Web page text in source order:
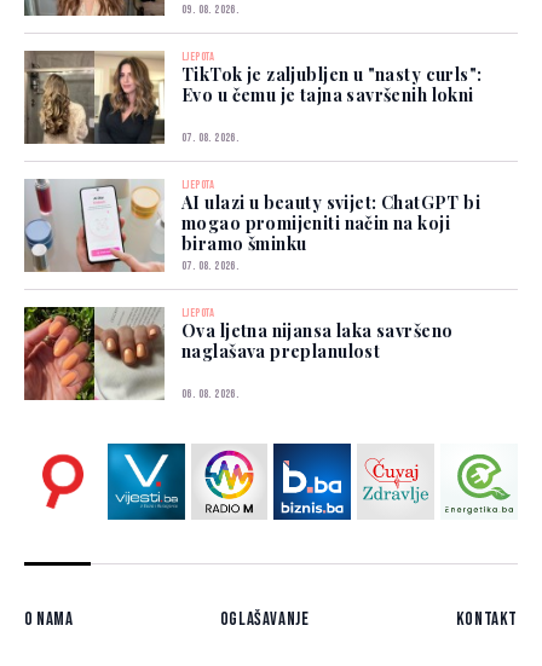
09. 08. 2026.
LJEPOTA
TikTok je zaljubljen u "nasty curls":
Evo u čemu je tajna savršenih lokni
07. 08. 2026.
LJEPOTA
AI ulazi u beauty svijet: ChatGPT bi
mogao promijeniti način na koji
biramo šminku
07. 08. 2026.
LJEPOTA
Ova ljetna nijansa laka savršeno
naglašava preplanulost
06. 08. 2026.
O nama Oglašavanje Kontakt